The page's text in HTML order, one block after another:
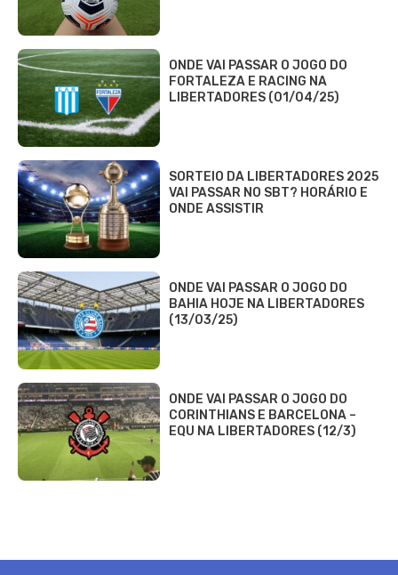
ONDE VAI PASSAR O JOGO DO
FORTALEZA E RACING NA
LIBERTADORES (01/04/25)
SORTEIO DA LIBERTADORES 2025
VAI PASSAR NO SBT? HORÁRIO E
ONDE ASSISTIR
ONDE VAI PASSAR O JOGO DO
BAHIA HOJE NA LIBERTADORES
(13/03/25)
ONDE VAI PASSAR O JOGO DO
CORINTHIANS E BARCELONA –
EQU NA LIBERTADORES (12/3)